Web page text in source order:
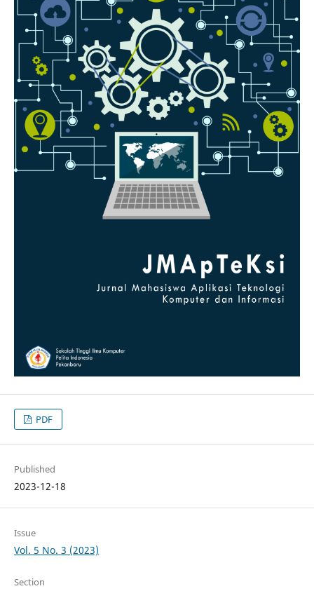
PDF
Published
2023-12-18
Issue
Vol. 5 No. 3 (2023)
Section